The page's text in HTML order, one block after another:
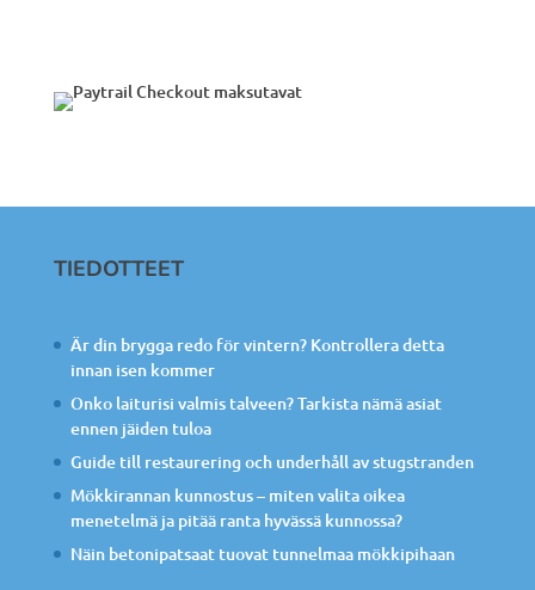
TIEDOTTEET
Är din brygga redo för vintern? Kontrollera detta
innan isen kommer
Onko laiturisi valmis talveen? Tarkista nämä asiat
ennen jäiden tuloa
Guide till restaurering och underhåll av stugstranden
Mökkirannan kunnostus – miten valita oikea
menetelmä ja pitää ranta hyvässä kunnossa?
Näin betonipatsaat tuovat tunnelmaa mökkipihaan